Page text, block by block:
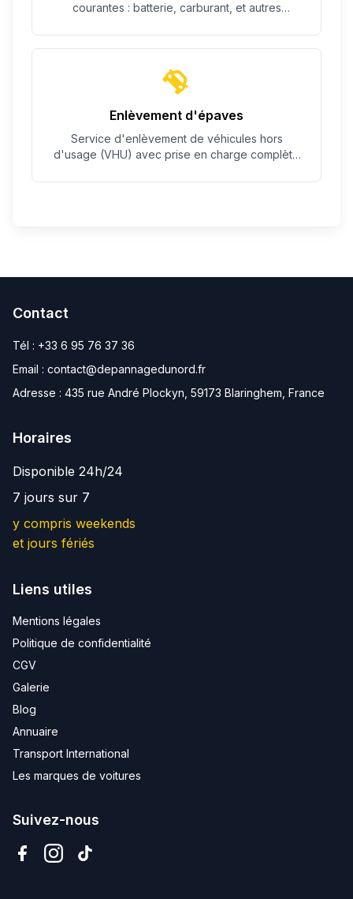
courantes : batterie, carburant, et autres
Enlèvement d'épaves
Service d'enlèvement de véhicules hors
d'usage (VHU) avec prise en charge complète
Contact
Tél : +33 6 95 76 37 36
Email : contact@depannagedunord.fr
Adresse : 435 rue André Plockyn, 59173 Blaringhem, France
Horaires
Disponible 24h/24
7 jours sur 7
y compris weekends
et jours fériés
Liens utiles
Mentions légales
Politique de confidentialité
CGV
Galerie
Blog
Annuaire
Transport International
Les marques de voitures
Suivez-nous